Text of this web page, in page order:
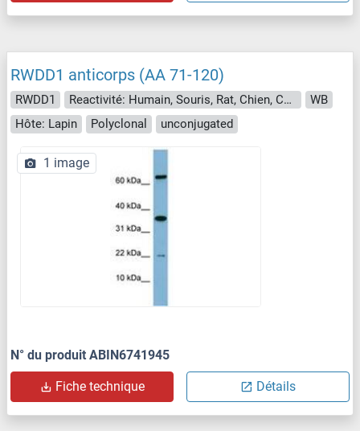
RWDD1 anticorps (AA 71-120)
RWDD1 Reactivité: Humain, Souris, Rat, Chien, Cheval, Lapin, Poisson zèbre (Danio rerio), Roussette (Chauve-souris), Singe, Poulet
WB
Hôte: Lapin
Polyclonal unconjugated
1 image
N° du produit ABIN6741945
Fiche technique Détails